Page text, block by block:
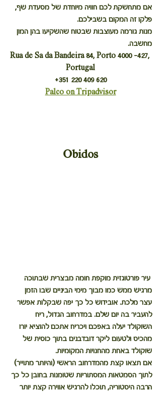
אם מתחשקת לכם חוויה מיוחדת של מסעדת שף,
פלקו זה המקום בשבילכם.
מנות גורמה מעוצבות שבטוח שהשקיעו בהן המון
מחשבה.
Rua de Sa da Bandeira 84, Porto 4000 -427,
Portugal
+351 220 409 620
Palco on Tripadvisor
Obidos
עיר פורטוגזית מוקפת חומה מבצרית שבתוכה
מרגיש ממש כמו מבוך מימי הביניים שבו הזמן
עצר מלכת. אובידוש כל כך יפה שבקלות אפשר
להעביר בה יום שלם. במדרחוב הגדול, ריח
השוקולד יעלה באפכם ויכריח אתכם להוציא יורו
מהכיס ולטעום ליקר דובדבנים בתוך כוסית של
שוקולד באחת מהחנויות המקומיות.
אם תצאו קצת מהמדרחוב הראשי (והיותר מתוייר)
לתוך הסמטאות המסתוריות שטומנות בחובן כל כך
הרבה היסטוריה, תוכלו להרגיש אווירה קצת יותר